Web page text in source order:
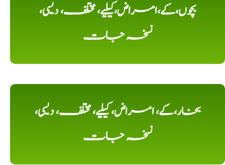
بچوں،کے،امراض،کیلیے، مختلف، دیسی،
نسخہ جات
بخار،کے، امراض، کیلیے، مختلف، دیسی،
نسخہ جات